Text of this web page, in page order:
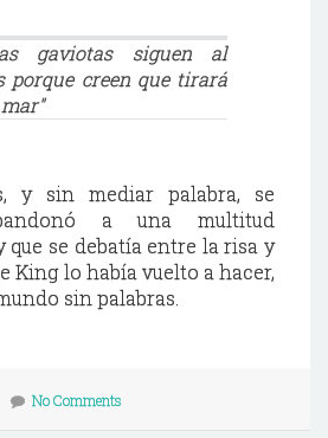
gaviotas siguen al
porque creen que tirará
y sin mediar palabra, se
a una multitud
que se debatía entre la risa y
King lo había vuelto a hacer,
sin palabras.
No Comments